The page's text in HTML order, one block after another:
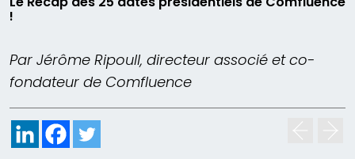
!
Par Jérôme Ripoull, directeur associé et co-
fondateur de Comfluence